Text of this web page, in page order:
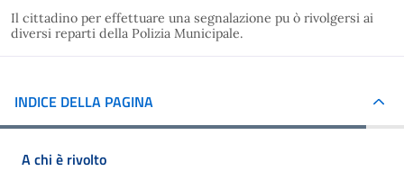
Il cittadino per effettuare una segnalazione pu ò rivolgersi ai
diversi reparti della Polizia Municipale.
INDICE DELLA PAGINA
A chi è rivolto